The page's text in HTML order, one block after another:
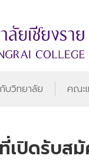
บวิทยาลัย คณะ
เปิดรับส